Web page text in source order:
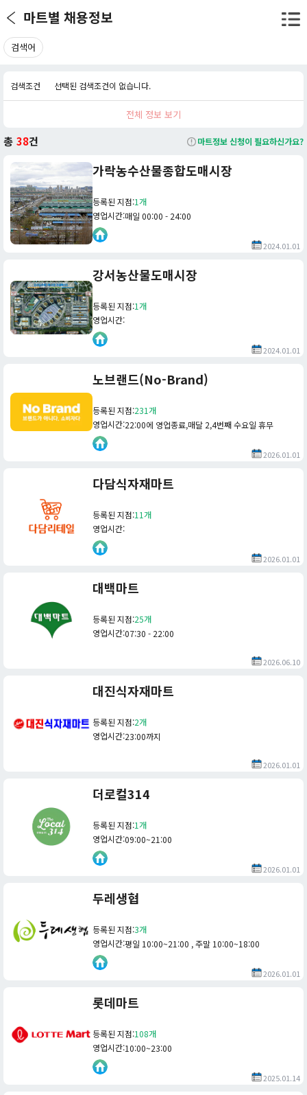
마트별 채용정보
검색어
검색조건 선택된 검색조건이 없습니다.
전체 정보 보기
총 38건 마트정보 신청이 필요하신가요?
가락농수산물종합도매시장
등록된 지점:1개
영업시간:매일 00:00 - 24:00
2024.01.01
강서농산물도매시장
등록된 지점:1개
영업시간:
2024.01.01
노브랜드(No-Brand)
등록된 지점:231개
영업시간:22:00에 영업종료,매달 2,4번째 수요일 휴무
2026.01.01
다담식자재마트
등록된 지점:11개
영업시간:
2026.01.01
대백마트
등록된 지점:25개
영업시간:07:30 - 22:00
2026.06.10
대진식자재마트
등록된 지점:2개
영업시간:23:00까지
2026.01.01
더로컬314
등록된 지점:1개
영업시간:09:00~21:00
2026.01.01
두레생협
등록된 지점:3개
영업시간:평일 10:00~21:00 , 주말 10:00~18:00
2026.01.01
롯데마트
등록된 지점:108개
영업시간:10:00~23:00
2025.01.14